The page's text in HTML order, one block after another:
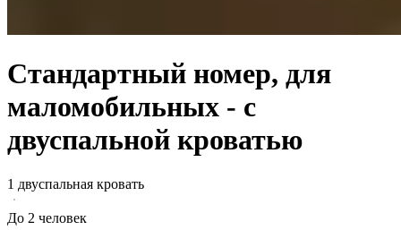
Стандартный номер, для
маломобильных - с
двуспальной кроватью
1 двуспальная кровать
До 2 человек